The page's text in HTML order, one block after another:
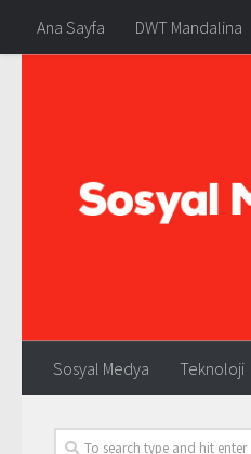
Ana Sayfa DWT Mandalina
Sosyal Medya Teknoloji